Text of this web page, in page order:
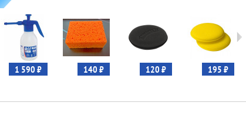
1 590 ₽ 140 ₽ 120 ₽ 195 ₽